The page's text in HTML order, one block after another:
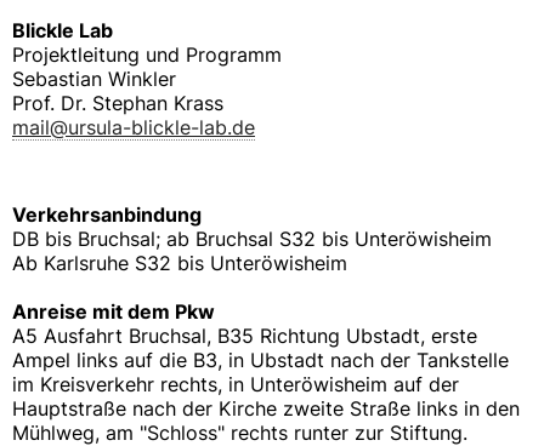
Blickle Lab
Projektleitung und Programm
Sebastian Winkler
Prof. Dr. Stephan Krass
mail@ursula-blickle-lab.de
Verkehrsanbindung
DB bis Bruchsal; ab Bruchsal S32 bis Unteröwisheim
Ab Karlsruhe S32 bis Unteröwisheim
Anreise mit dem Pkw
A5 Ausfahrt Bruchsal, B35 Richtung Ubstadt, erste
Ampel links auf die B3, in Ubstadt nach der Tankstelle
im Kreisverkehr rechts, in Unteröwisheim auf der
Hauptstraße nach der Kirche zweite Straße links in den
Mühlweg, am "Schloss" rechts runter zur Stiftung.